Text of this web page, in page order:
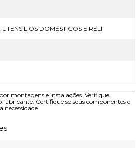
DOMÉSTICOS EIRELI
montagens e instalações. Verifique
Certifique se seus componentes e